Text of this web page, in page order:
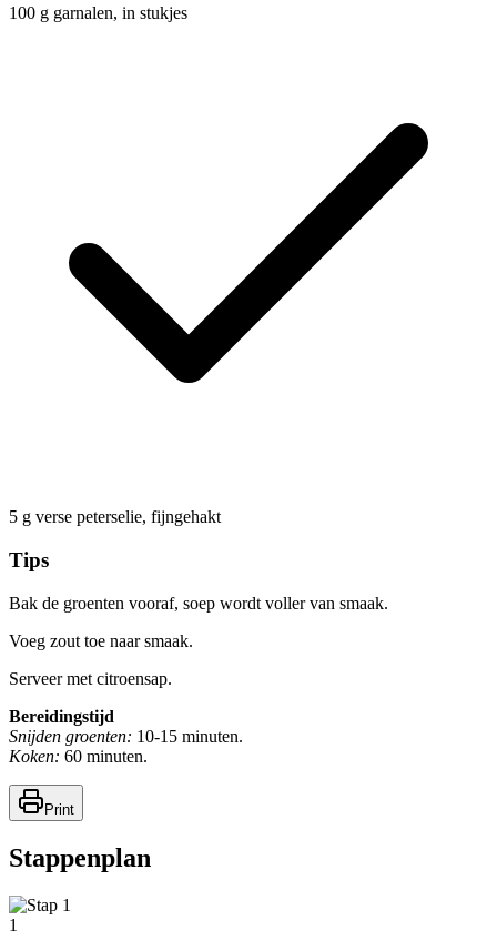
100 g garnalen, in stukjes
5 g verse peterselie, fijngehakt
Tips
Bak de groenten vooraf, soep wordt voller van smaak.
Voeg zout toe naar smaak.
Serveer met citroensap.
Bereidingstijd
Snijden groenten: 10-15 minuten.
Koken: 60 minuten.
Print
Stappenplan
1